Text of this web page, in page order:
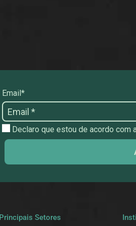
Email*
Declaro que estou de acordo
Principais Setores